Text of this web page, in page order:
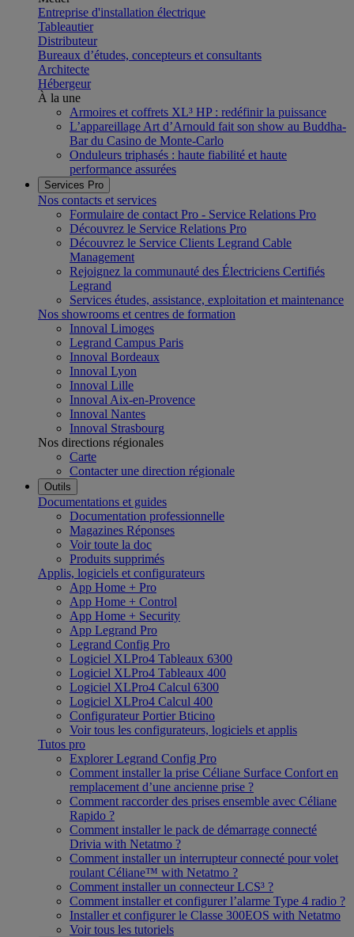
Entreprise d'installation électrique
Tableautier
Distributeur
Bureaux d’études, concepteurs et consultants
Architecte
Hébergeur
À la une
Armoires et coffrets XL³ HP : redéfinir la puissance
L’appareillage Art d’Arnould fait son show au Buddha-
Bar du Casino de Monte-Carlo
Onduleurs triphasés : haute fiabilité et haute
performance assurées
Services Pro
Nos contacts et services
Formulaire de contact Pro - Service Relations Pro
Découvrez le Service Relations Pro
Découvrez le Service Clients Legrand Cable
Management
Rejoignez la communauté des Électriciens Certifiés
Legrand
Services études, assistance, exploitation et maintenance
Nos showrooms et centres de formation
Innoval Limoges
Legrand Campus Paris
Innoval Bordeaux
Innoval Lyon
Innoval Lille
Innoval Aix-en-Provence
Innoval Nantes
Innoval Strasbourg
Nos directions régionales
Carte
Contacter une direction régionale
Outils
Documentations et guides
Documentation professionnelle
Magazines Réponses
Voir toute la doc
Produits supprimés
Applis, logiciels et configurateurs
App Home + Pro
App Home + Control
App Home + Security
App Legrand Pro
Legrand Config Pro
Logiciel XLPro4 Tableaux 6300
Logiciel XLPro4 Tableaux 400
Logiciel XLPro4 Calcul 6300
Logiciel XLPro4 Calcul 400
Configurateur Portier Bticino
Voir tous les configurateurs, logiciels et applis
Tutos pro
Explorer Legrand Config Pro
Comment installer la prise Céliane Surface Confort en
remplacement d’une ancienne prise ?
Comment raccorder des prises ensemble avec Céliane
Rapido ?
Comment installer le pack de démarrage connecté
Drivia with Netatmo ?
Comment installer un interrupteur connecté pour volet
roulant Céliane™ with Netatmo ?
Comment installer un connecteur LCS³ ?
Comment installer et configurer l’alarme Type 4 radio ?
Installer et configurer le Classe 300EOS with Netatmo
Voir tous les tutoriels